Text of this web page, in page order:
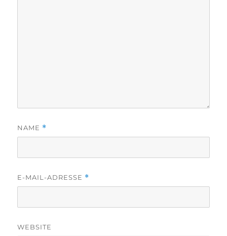
NAME *
E-MAIL-ADRESSE *
WEBSITE